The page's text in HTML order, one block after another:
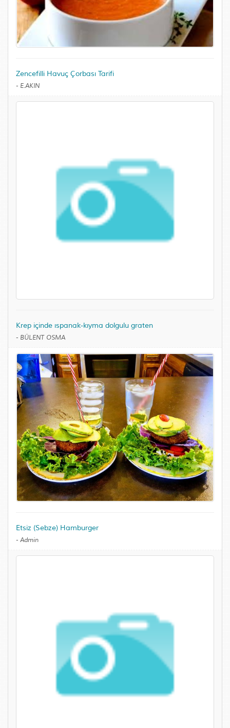
Zencefilli Havuç Çorbası Tarifi
- E.AKIN
Krep içinde ıspanak-kıyma dolgulu graten
- BÜLENT OSMA
Etsiz (Sebze) Hamburger
- Admin